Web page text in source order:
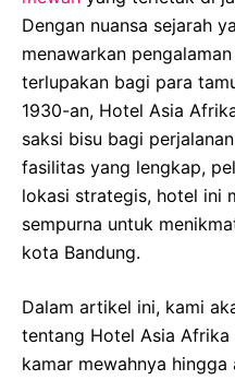
Dengan nuansa sejarah
menawarkan
terlupakan bagi para
1930-an, Hotel Asia
saksi bisu bagi
fasilitas yang lengkap,
lokasi strategis, hotel ini
sempurna untuk
kota Bandung.
Dalam artikel ini, kami
tentang Hotel Asia Afrika
kamar mewahnya